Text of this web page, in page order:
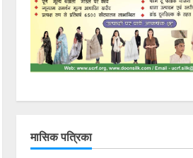
मासिक पत्रिका